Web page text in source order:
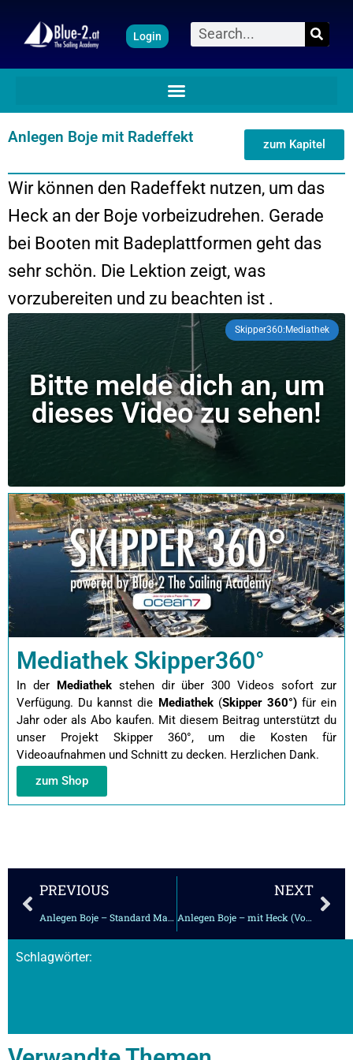
Inhalt
springen
Login Suche
Anlegen Boje mit Radeffekt zum Kapitel
Wir können den Radeffekt nutzen, um das
Heck an der Boje vorbeizudrehen. Gerade
bei Booten mit Badeplattformen geht das
sehr schön. Die Lektion zeigt, was
vorzubereiten und zu beachten ist .
Skipper360:Mediathek
Bitte melde dich an, um
dieses Video zu sehen!
Mediathek Skipper360°
In der Mediathekstehen dir über 300 Videos sofort zur
Verfügung. Du kannst die Mediathek(Skipper 360°)für ein
Jahr oder als Abo kaufen. Mit diesem Beitrag unterstützt du
unser Projekt Skipper 360°, um die Kosten für
Videoaufnahmen und Schnitt zu decken. Herzlichen Dank.
zum Shop
Zurück
PREVIOUS
Anlegen Boje – Standard Manöver
NEXT
Anlegen Boje – mit Heck (Vorleine)
Schlagwörter: